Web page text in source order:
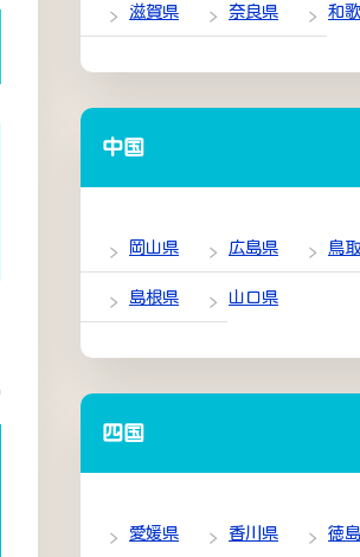
滋賀県 奈良県 和
中国
岡山県 広島県 鳥
島根県 山口県
四国
愛媛県 香川県 徳